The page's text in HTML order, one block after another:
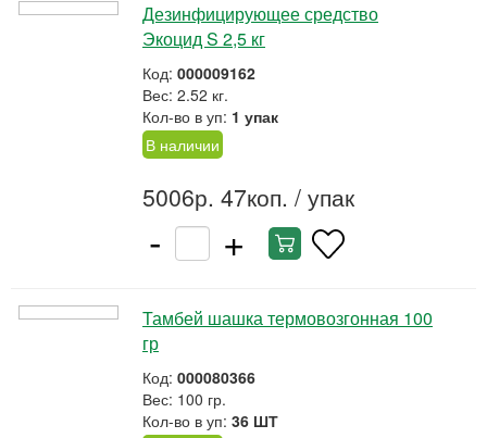
Дезинфицирующее средство
Экоцид S 2,5 кг
Код: 000009162
Вес: 2.52 кг.
Кол-во в уп: 1 упак
В наличии
5006р. 47коп. / упак
- +
Тамбей шашка термовозгонная 100
гр
Код: 000080366
Вес: 100 гр.
Кол-во в уп: 36 ШТ